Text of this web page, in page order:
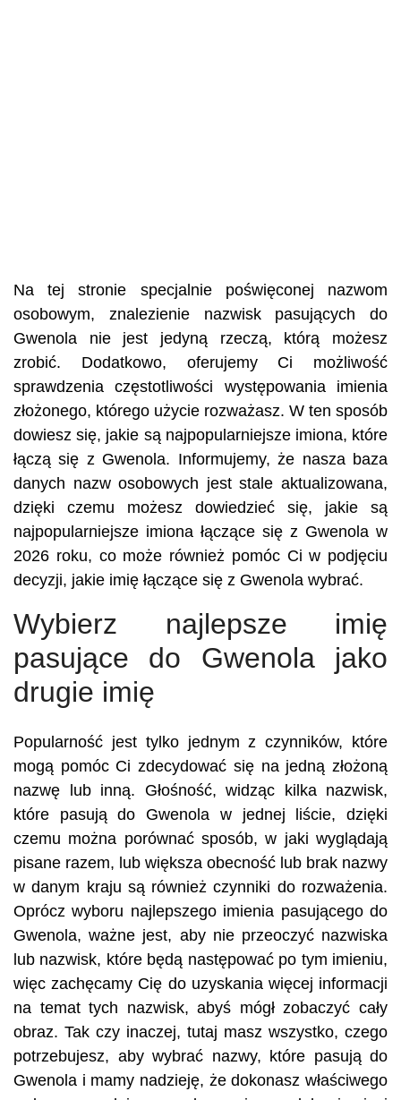
Na tej stronie specjalnie poświęconej nazwom
osobowym, znalezienie nazwisk pasujących do
Gwenola nie jest jedyną rzeczą, którą możesz
zrobić. Dodatkowo, oferujemy Ci możliwość
sprawdzenia częstotliwości występowania imienia
złożonego, którego użycie rozważasz. W ten sposób
dowiesz się, jakie są najpopularniejsze imiona, które
łączą się z Gwenola. Informujemy, że nasza baza
danych nazw osobowych jest stale aktualizowana,
dzięki czemu możesz dowiedzieć się, jakie są
najpopularniejsze imiona łączące się z Gwenola w
2026 roku, co może również pomóc Ci w podjęciu
decyzji, jakie imię łączące się z Gwenola wybrać.
Wybierz najlepsze imię
pasujące do Gwenola jako
drugie imię
Popularność jest tylko jednym z czynników, które
mogą pomóc Ci zdecydować się na jedną złożoną
nazwę lub inną. Głośność, widząc kilka nazwisk,
które pasują do Gwenola w jednej liście, dzięki
czemu można porównać sposób, w jaki wyglądają
pisane razem, lub większa obecność lub brak nazwy
w danym kraju są również czynniki do rozważenia.
Oprócz wyboru najlepszego imienia pasującego do
Gwenola, ważne jest, aby nie przeoczyć nazwiska
lub nazwisk, które będą następować po tym imieniu,
więc zachęcamy Cię do uzyskania więcej informacji
na temat tych nazwisk, abyś mógł zobaczyć cały
obraz. Tak czy inaczej, tutaj masz wszystko, czego
potrzebujesz, aby wybrać nazwy, które pasują do
Gwenola i mamy nadzieję, że dokonasz właściwego